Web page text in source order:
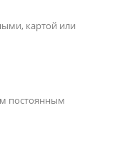
картой или
постоянным